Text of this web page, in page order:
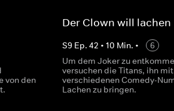
von den
Der Clown will lachen
S9 Ep. 42 • 10 Min. •
6
Um dem Joker zu
versuchen die Titans, ihn mit
verschiedenen Comedy-
Lachen zu bringen.